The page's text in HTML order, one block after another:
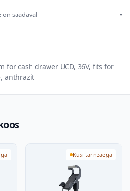
on saadaval ▾
for cash drawer UCD, 36V, fits for
anthrazit
Küsi tarneaega